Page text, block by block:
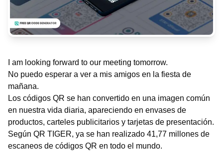
I am looking forward to our meeting tomorrow.
No puedo esperar a ver a mis amigos en la fiesta de
mañana.
Los códigos QR se han convertido en una imagen común
en nuestra vida diaria, apareciendo en envases de
productos, carteles publicitarios y tarjetas de presentación.
Según QR TIGER, ya se han realizado 41,77 millones de
escaneos de códigos QR en todo el mundo.